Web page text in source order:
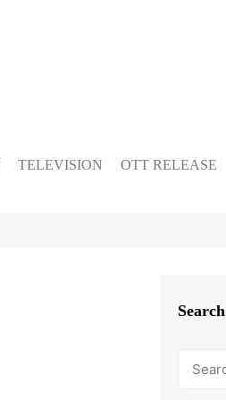
TELEVISION OTT RELEASE
Search